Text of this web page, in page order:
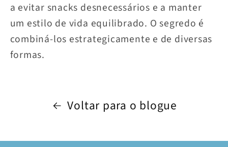
a evitar snacks desnecessários e a manter
um estilo de vida equilibrado. O segredo é
combiná-los estrategicamente e de diversas
formas.
Voltar para o blogue